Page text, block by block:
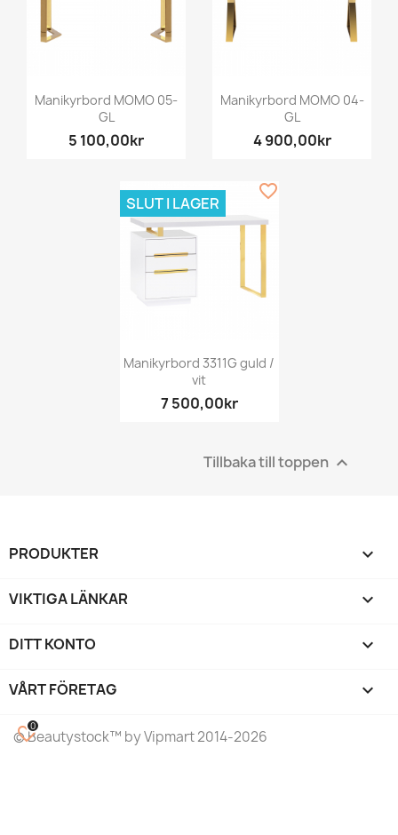
Manikyrbord MOMO 05-
GL
5 100,00kr
Manikyrbord MOMO 04-
GL
4 900,00kr
Manikyrbord 3311G guld /
vit
7 500,00kr
SLUT I LAGER
favorite_border
Tillbaka till toppen 
PRODUKTER 
VIKTIGA LÄNKAR 
DITT KONTO 
VÅRT FÖRETAG keyboard_arrow_down
©Beautystock™ by Vipmart 2014-2026
favorite_border
0